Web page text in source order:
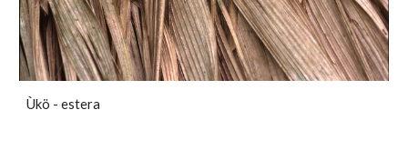
Ùkö - estera